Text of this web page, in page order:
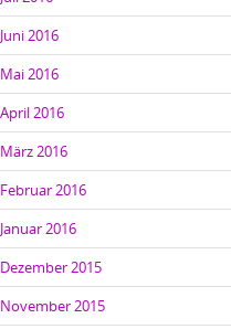
Juni 2016
Mai 2016
April 2016
März 2016
Februar 2016
Januar 2016
Dezember 2015
November 2015